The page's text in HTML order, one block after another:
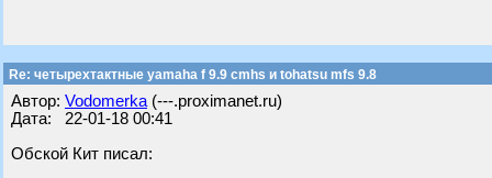
Re: четырехтактные yamaha f 9.9 cmhs и tohatsu mfs 9.8
Автор: Vodomerka (---.proximanet.ru)
Дата: 22-01-18 00:41
Обской Кит писал: